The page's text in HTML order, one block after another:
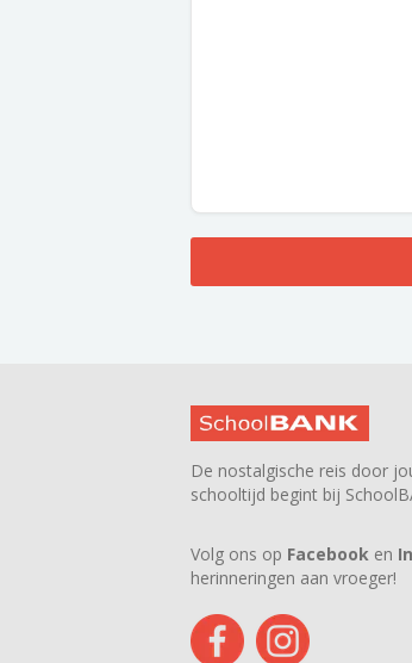
De nostalgische reis door
schooltijd begint bij
Volg ons op Facebook en
herinneringen aan vroeger!